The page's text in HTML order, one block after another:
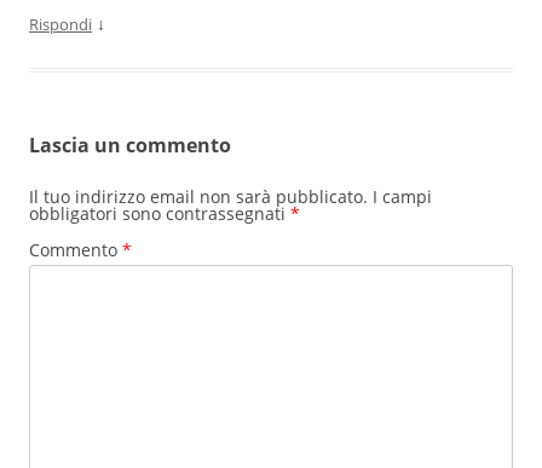
Rispondi ↓
Lascia un commento
Il tuo indirizzo email non sarà pubblicato. I campi
obbligatori sono contrassegnati *
Commento *